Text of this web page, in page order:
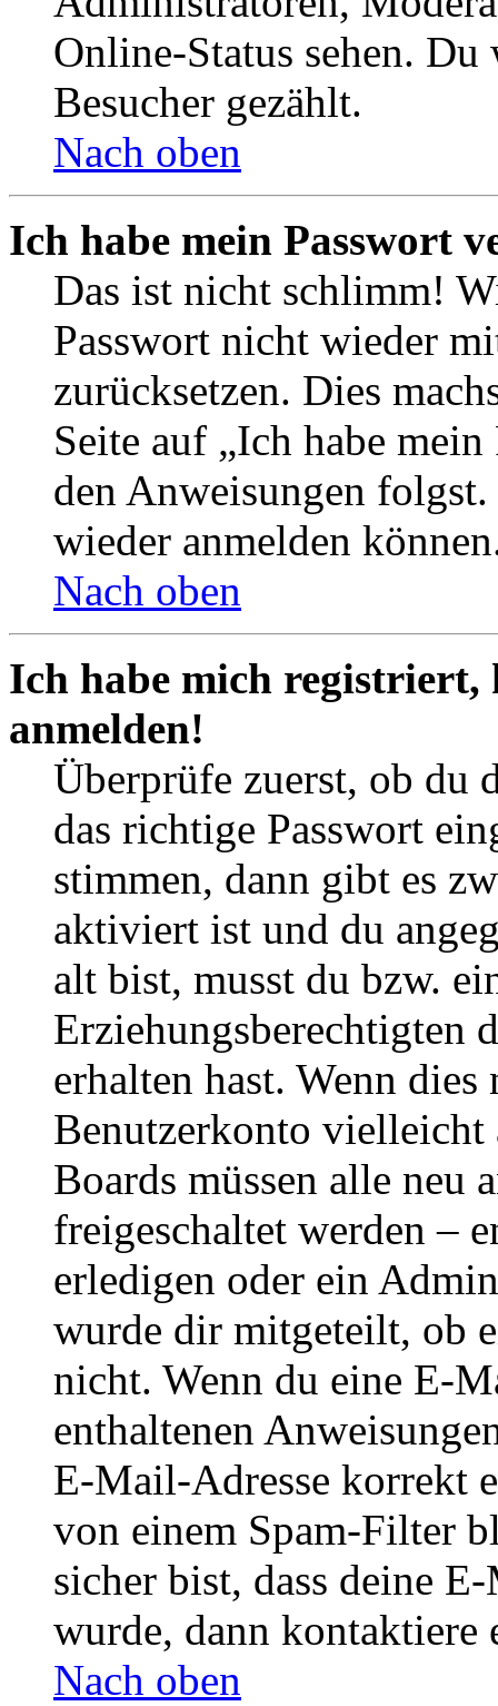
Online-Status sehen.
Besucher gezählt.
Nach oben
Ich habe mein Passwort
Das ist nicht schlimm!
Passwort nicht wieder
zurücksetzen. Dies
Seite auf „Ich habe
den Anweisungen
wieder anmelden
Nach oben
Ich habe mich
anmelden!
Überprüfe zuerst, ob du
das richtige Passwort
stimmen, dann gibt es
aktiviert ist und du
alt bist, musst du bzw.
Erziehungsberechtigten
erhalten hast. Wenn
Benutzerkonto
Boards müssen alle neu
freigeschaltet werden –
erledigen oder ein
wurde dir mitgeteilt, ob
nicht. Wenn du eine E-
enthaltenen
E-Mail-Adresse korrekt
von einem Spam-Filter
sicher bist, dass deine
wurde, dann kontaktiere
Nach oben